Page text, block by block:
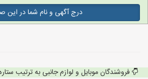
درج آگهی و نام شما در این
فروشندگان موبایل و لوازم جانبی به ترتیب